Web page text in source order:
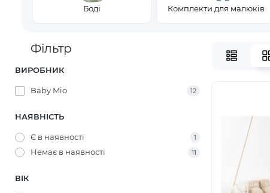
Боді Комплекти для малюків
Фільтр
ВИРОБНИК
Baby Mio 12
НАЯВНІСТЬ
Є в наявності 1
Немає в наявності 11
ВІК